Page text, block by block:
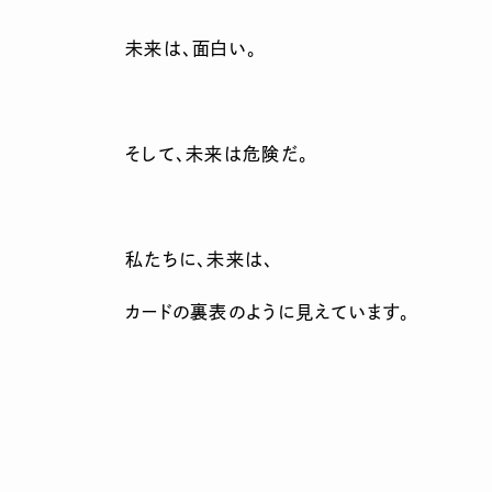
未来は、面白い。
そして、未来は危険だ。
私たちに、未来は、
カードの裏表のように見えています。